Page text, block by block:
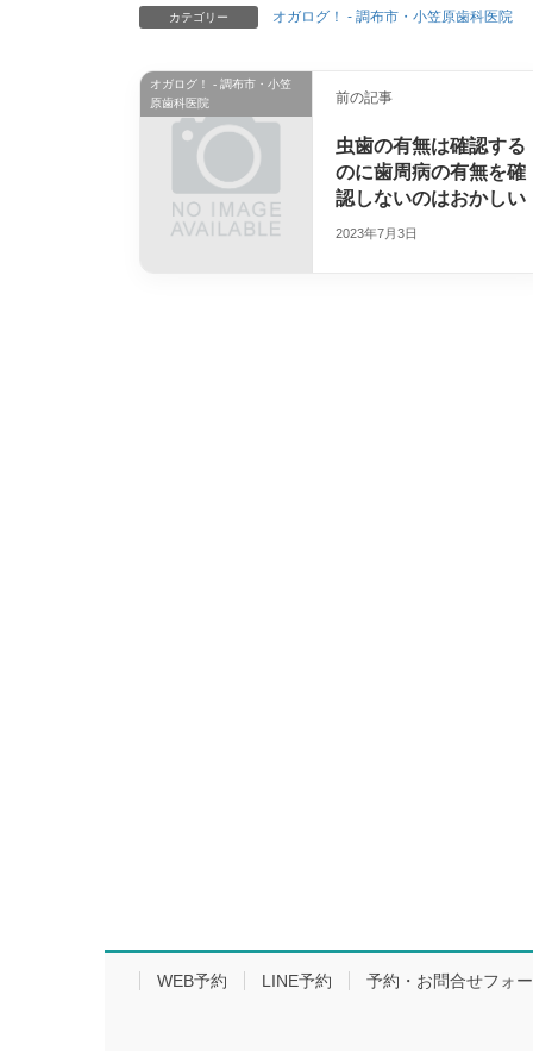
カテゴリー オガログ！ - 調布市・小笠原歯科医院
オガログ！ - 調布市・小笠
原歯科医院
前の記事
虫歯の有無は確認する
のに歯周病の有無を確
認しないのはおかしい
2023年7月3日
WEB予約 LINE予約 予約・お問合せフォ